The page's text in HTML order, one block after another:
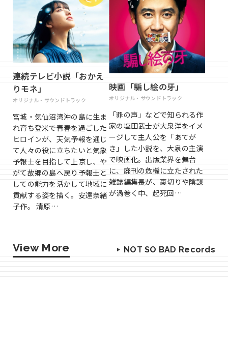
連続テレビ小説「おかえ
りモネ」
オリジナル・サウンドトラック
宮城・気仙沼湾沖の島に生ま
れ育ち登米で青春を過ごした
ヒロインが、天気予報を通じ
て人々の役に立ちたいと気象
予報士を目指して上京し、や
がて故郷の島へ戻り予報士と
しての能力を活かして地域に
貢献する姿を描く。安達奈緒
子作。 清原…
映画「騙し絵の牙」
オリジナル・サウンドトラック
「罪の声」などで知られる作
家の塩田武士が大泉洋をイメ
ージして主人公を「あてが
き」した小説を、大泉の主演
で映画化。出版業界を舞台
に、廃刊の危機に立たされた
雑誌編集長が、裏切りや陰謀
が渦巻く中、起死回…
View More NOT SO BAD Records